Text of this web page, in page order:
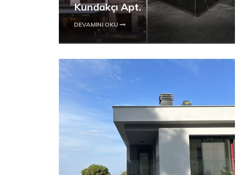
Kundakçı Apt.
DEVAMINI OKU